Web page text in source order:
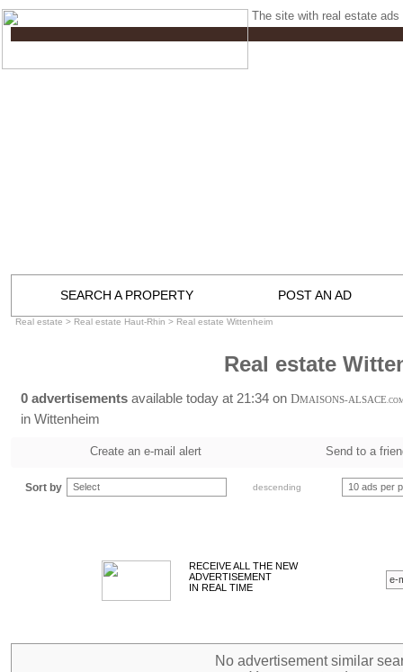
The site with real estate ads
SEARCH A PROPERTY POST AN AD
Real estate > Real estate Haut-Rhin > Real estate Wittenheim
Real estate
0 advertisements available today at 21:34 on DMAISONS-ALSACE
in Wittenheim
Create an e-mail alert Send to a
Sort by Select descending 10 ads per
RECEIVE ALL THE NEW
ADVERTISEMENT
IN REAL TIME
No advertisement similar